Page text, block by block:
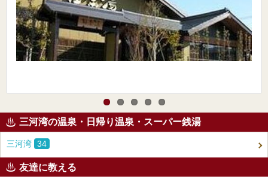
三河湾の温泉・日帰り温泉・スーパー銭湯
三河湾 34
友達に教える